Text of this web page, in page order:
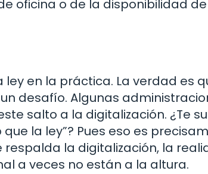
oficina o de la disponibilidad
en la práctica. La verdad es
desafío. Algunas
salto a la digitalización. ¿Te
la ley”? Pues eso es
la digitalización, la
a veces no están a la altura.